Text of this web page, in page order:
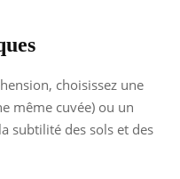
choisissez une
même cuvée) ou un
subtilité des sols et des